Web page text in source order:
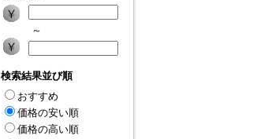
～
検索結果並び順
おすすめ
価格の安い順
価格の高い順